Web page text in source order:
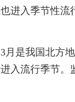
进入季节性
是我国北方地
入流行季节